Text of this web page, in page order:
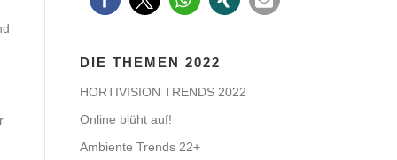
DIE THEMEN 2022
HORTIVISION TRENDS 2022
Online blüht auf!
Ambiente Trends 22+